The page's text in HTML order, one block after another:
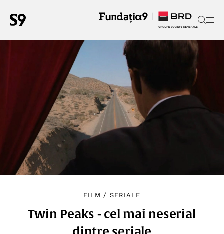
FILM / SERIALE
Twin Peaks - cel mai neserial
dintre seriale